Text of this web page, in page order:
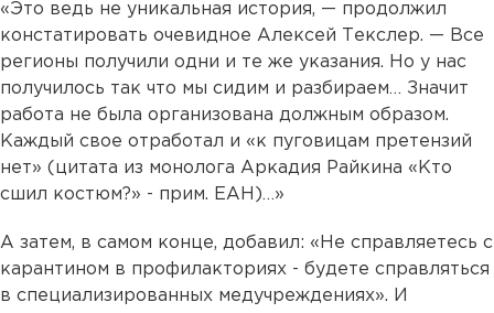
«Это ведь не уникальная история, — продолжил
констатировать очевидное Алексей Текслер. — Все
регионы получили одни и те же указания. Но у нас
получилось так что мы сидим и разбираем… Значит
работа не была организована должным образом.
Каждый свое отработал и «к пуговицам претензий
нет» (цитата из монолога Аркадия Райкина «Кто
сшил костюм?» - прим. ЕАН)…»
А затем, в самом конце, добавил: «Не справляетесь с
карантином в профилакториях - будете справляться
в специализированных медучреждениях». И